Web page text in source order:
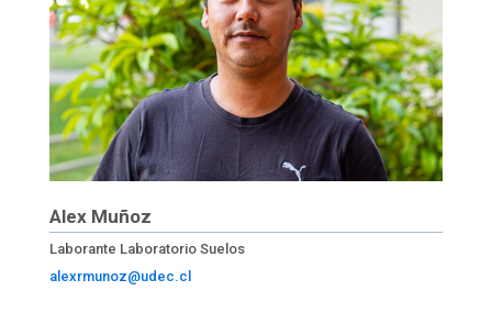
Alex Muñoz
Laborante Laboratorio Suelos
alexrmunoz@udec.cl